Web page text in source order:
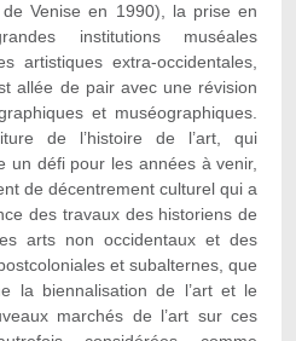
Venise en 1990), la prise en
institutions muséales
artistiques extra-occidentales,
allée de pair avec une révision
et muséographiques.
de l’histoire de l’art, qui
un défi pour les années à venir,
de décentrement culturel qui a
des travaux des historiens de
arts non occidentaux et des
et subalternes, que
la biennalisation de l’art et le
marchés de l’art sur ces